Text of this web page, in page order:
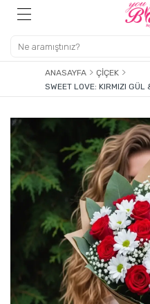
ANASAYFA
ÇIÇEK
SWEET LOVE: KIRMIZI GÜL